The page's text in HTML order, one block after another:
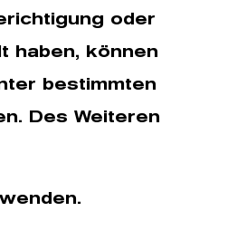
oder
haben, können
bestimmten
Des Weiteren